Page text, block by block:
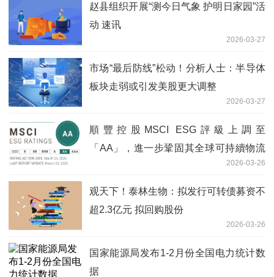
赵县组织开展“测今日气象 护明日家园”活
动 速讯
2026-03-27
市场“最后防线”松动！分析人士：半导体
板块走弱或引发美股更大调整
2026-03-27
順豐控股MSCI ESG評級上調至
「AA」，進一步鞏固其全球可持續物流
2026-03-26
观天下！泰林生物：拟发行可转债募资不
超2.3亿元 拟回购股份
2026-03-26
国家能源局发布1-2月份全国电力统计数
据